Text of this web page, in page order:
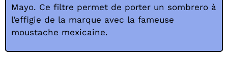
Mayo. Ce filtre permet de porter un sombrero à
l’effigie de la marque avec la fameuse
moustache mexicaine.